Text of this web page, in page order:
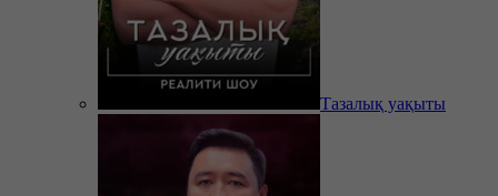
Тазалық уақыты